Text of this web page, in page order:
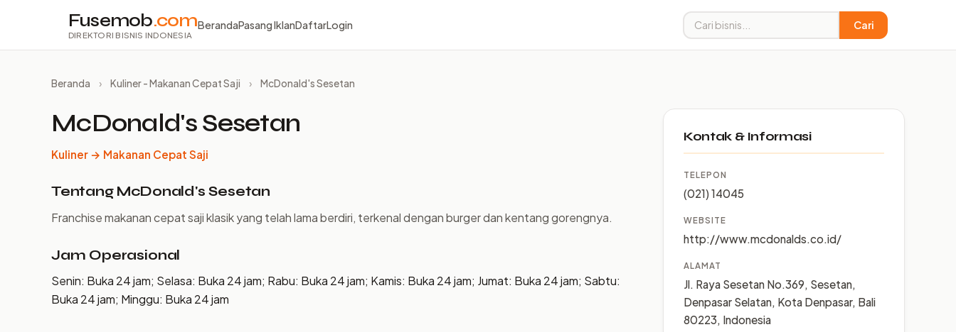
Fusemob.com
DIREKTORI BISNIS INDONESIA
BerandaPasang IklanDaftarLogin Cari
Beranda › Kuliner - Makanan Cepat Saji › McDonald's Sesetan
McDonald's Sesetan
Kuliner → Makanan Cepat Saji
Tentang McDonald's Sesetan
Franchise makanan cepat saji klasik yang telah lama berdiri, terkenal dengan burger dan kentang gorengnya.
Jam Operasional
Senin: Buka 24 jam; Selasa: Buka 24 jam; Rabu: Buka 24 jam; Kamis: Buka 24 jam; Jumat: Buka 24 jam; Sabtu:
Buka 24 jam; Minggu: Buka 24 jam
Kontak & Informasi
TELEPON
(021) 14045
WEBSITE
http://www.mcdonalds.co.id/
ALAMAT
Jl. Raya Sesetan No.369, Sesetan,
Denpasar Selatan, Kota Denpasar, Bali
80223, Indonesia